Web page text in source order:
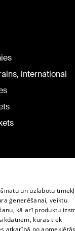
international
un uzlabotu
ģenerēšanai, veiktu
kā arī produktu
kuras tiek
atkarībā no